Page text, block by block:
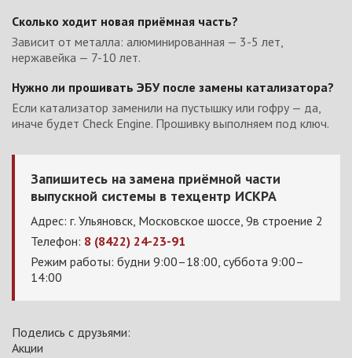
Сколько ходит новая приёмная часть?
Зависит от металла: алюминированная — 3-5 лет,
нержавейка — 7-10 лет.
Нужно ли прошивать ЭБУ после замены катализатора?
Если катализатор заменили на пустышку или гофру — да,
иначе будет Check Engine. Прошивку выполняем под ключ.
Запишитесь на замена приёмной части
выпускной системы в техцентр ИСКРА
Адрес: г. Ульяновск, Московское шоссе, 9в строение 2
Телефон: 8 (8422) 24-23-91
Режим работы: будни 9:00–18:00, суббота 9:00–
14:00
Поделись с друзьями:
Акции